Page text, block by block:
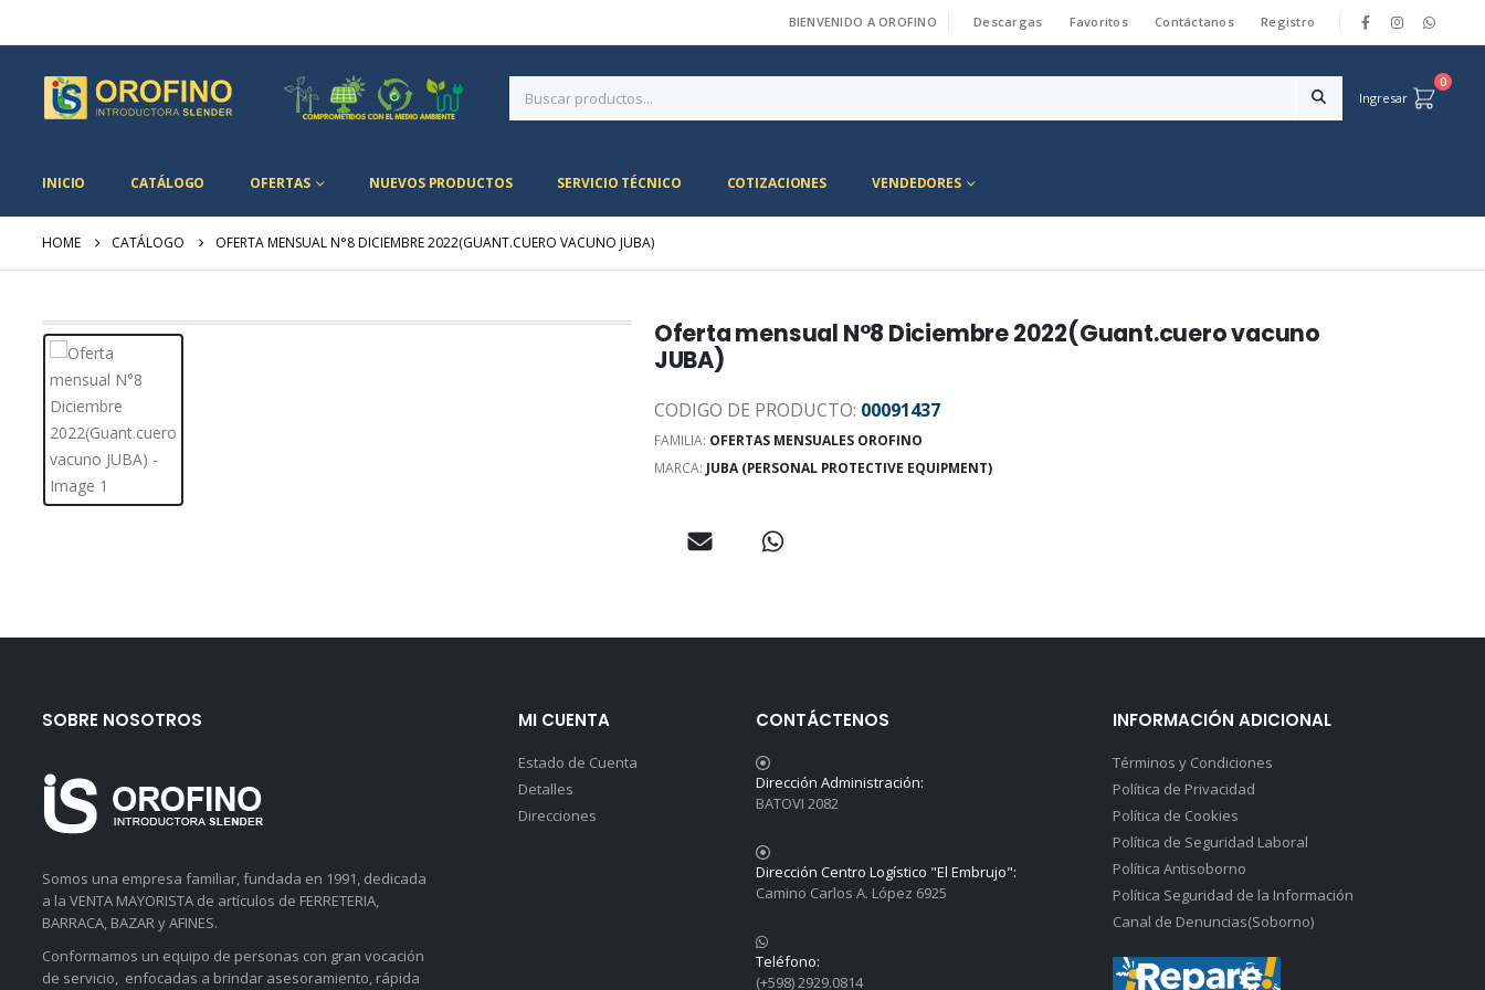
BIENVENIDO A OROFINO Descargas Favoritos Contáctanos Registro
Ingresar
0
INICIO CATÁLOGO OFERTAS NUEVOS PRODUCTOS SERVICIO TÉCNICO COTIZACIONES VENDEDORES
HOME CATÁLOGO OFERTA MENSUAL N°8 DICIEMBRE 2022(GUANT.CUERO VACUNO JUBA)
Oferta mensual N°8 Diciembre 2022(Guant.cuero vacuno
JUBA)
CODIGO DE PRODUCTO: 00091437
FAMILIA: OFERTAS MENSUALES OROFINO
MARCA: JUBA (PERSONAL PROTECTIVE EQUIPMENT)
SOBRE NOSOTROS
Somos una empresa familiar, fundada en 1991, dedicada
a la VENTA MAYORISTA de artículos de FERRETERIA,
BARRACA, BAZAR y AFINES.
Conformamos un equipo de personas con gran vocación
de servicio, enfocadas a brindar asesoramiento, rápida
MI CUENTA
Estado de Cuenta
Detalles
Direcciones
CONTÁCTENOS
Dirección Administración:
BATOVI 2082
Dirección Centro Logístico "El Embrujo":
Camino Carlos A. López 6925
Teléfono:
(+598) 2929.0814
INFORMACIÓN ADICIONAL
Términos y Condiciones
Política de Privacidad
Política de Cookies
Política de Seguridad Laboral
Política Antisoborno
Política Seguridad de la Información
Canal de Denuncias(Soborno)